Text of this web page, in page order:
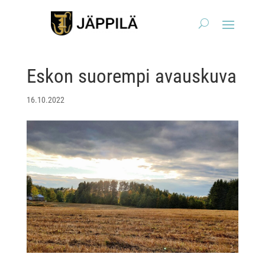
Eskon suorempi avauskuva
16.10.2022